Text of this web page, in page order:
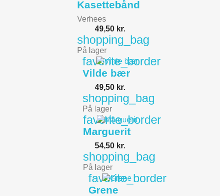
Kasettebånd
Verhees
49,50 kr.
shopping_bag
På lager
favorite_border
Vilde bær
49,50 kr.
shopping_bag
På lager
favorite_border
Marguerit
54,50 kr.
shopping_bag
På lager
favorite_border
Grene